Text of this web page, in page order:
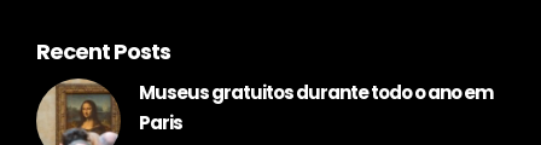
Recent Posts
Museus gratuitos durante todo o ano em
Paris